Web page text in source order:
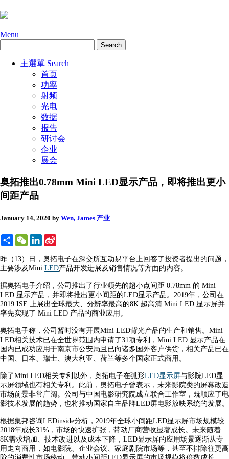
Menu
主選單 Search
首页
功率
射频
光电
数据
报告
研讨会
企业
展会
奥拓推出0.78mm Mini LED显示产品，即将推出更小
间距产品
January 14, 2020 by Wen, James 产业
ShareWeChatLinkedIn
昨（13）日，奥拓电子在深交所互动易平台上回答了投资者提出的问题，
主要涉及Mini LED产品开发进展及销售情况等方面的内容。
据奥拓电子介绍，公司推出了行业领先的超小点间距 0.78mm 的 Mini
LED 显示产品，并即将推出更小间距的LED显示产品。2019年，公司在
2019 ISE 上展出全球最大、分辨率最高的8K 超高清 Mini LED 显示屏并
率先实现了 Mini LED 产品的商业应用。
奥拓电子称，公司暂时没有开展Mini LED背光产品的生产和销售。Mini
LED相关技术已在全世界范围内申请了31项专利，Mini LED 显示产品在
国内已成功应用于南京市公安局且已向诸多国外客户供货，相关产品已在
中国、日本、瑞士、澳大利亚、荷兰等多个国家正式商用。
除了Mini LED相关专利以外，奥拓电子在弧形LED显示屏与影院LED显
示屏领域也有相关专利。此前，奥拓电子曾表示，未来影院类的屏幕改造
市场前景非常广阔。公司与中国电影研究院成立联合工作室，既顺应了电
影技术发展的趋势，也将推动国家自主品牌LED屏电影放映系统的发展。
根据集邦咨询LEDinside分析，2019年全球小间距LED显示屏市场规模较
2018年成长31%，市场的快速扩张，带动厂商营收显著成长。未来随着
8K需求增加、技术改进以及成本下降，LED显示屏的应用场景逐渐从专
用走向商用，如电影院、企业会议、家庭剧院市场等，甚至不排除往更高